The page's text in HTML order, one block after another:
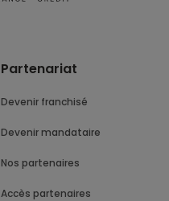
Partenariat
Devenir franchisé
Devenir mandataire
Nos partenaires
Accès partenaires